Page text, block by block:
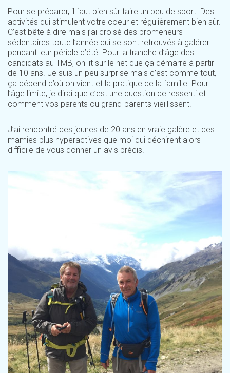
Pour se préparer, il faut bien sûr faire un peu de sport. Des
activités qui stimulent votre coeur et régulièrement bien sûr.
C’est bête à dire mais j’ai croisé des promeneurs
sédentaires toute l’année qui se sont retrouvés à galérer
pendant leur périple d’été. Pour la tranche d’âge des
candidats au TMB, on lit sur le net que ça démarre à partir
de 10 ans. Je suis un peu surprise mais c’est comme tout,
ça dépend d’où on vient et la pratique de la famille. Pour
l’âge limite, je dirai que c’est une question de ressenti et
comment vos parents ou grand-parents vieillissent.
J’ai rencontré des jeunes de 20 ans en vraie galère et des
mamies plus hyperactives que moi qui déchirent alors
difficile de vous donner un avis précis.